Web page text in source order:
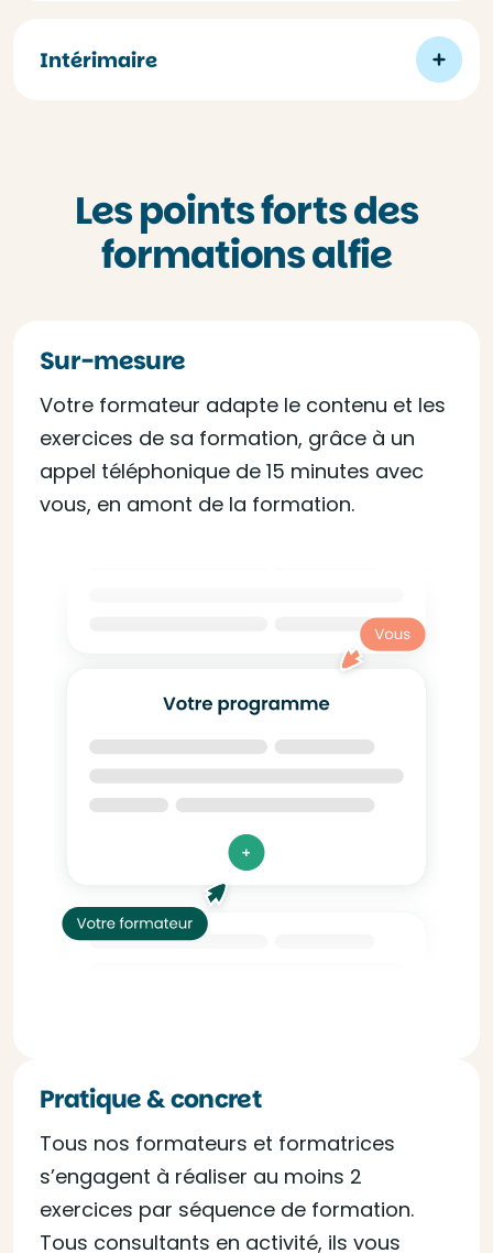
Intérimaire
Les points forts des
formations alfie
Sur-mesure
Votre formateur adapte le contenu et les
exercices de sa formation, grâce à un
appel téléphonique de 15 minutes avec
vous, en amont de la formation.
Pratique & concret
Tous nos formateurs et formatrices
s’engagent à réaliser au moins 2
exercices par séquence de formation.
Tous consultants en activité, ils vous